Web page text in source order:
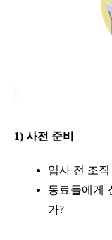
1) 사전 준비
입사 전 조
동료들에게
가?